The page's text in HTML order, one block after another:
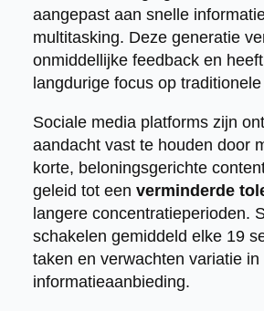
aangepast aan snelle
multitasking. Deze generatie
onmiddellijke feedback en
langdurige focus op
Sociale media platforms zijn
aandacht vast te houden door
korte, beloningsgerichte
geleid tot een verminderde
langere concentratieperioden.
schakelen gemiddeld elke 19
taken en verwachten variatie in
informatieaanbieding.